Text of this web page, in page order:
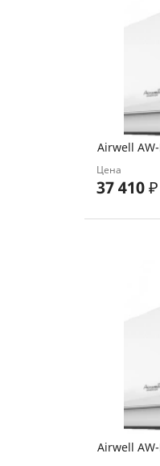
Airwell AW-
Цена
37 410₽
Airwell AW-